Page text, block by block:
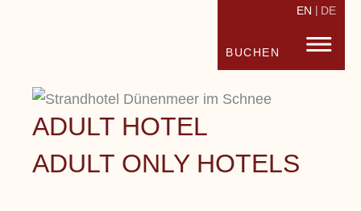
STRANDHOTEL FISCHLAND
BUCHEN
EN DE
ADULT HOTEL
ADULT ONLY HOTELS